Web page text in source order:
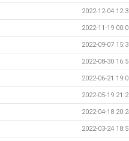
2022-12-04
2022-11-19
2022-09-07
2022-08-30
2022-06-21
2022-05-19
2022-04-18
2022-03-24